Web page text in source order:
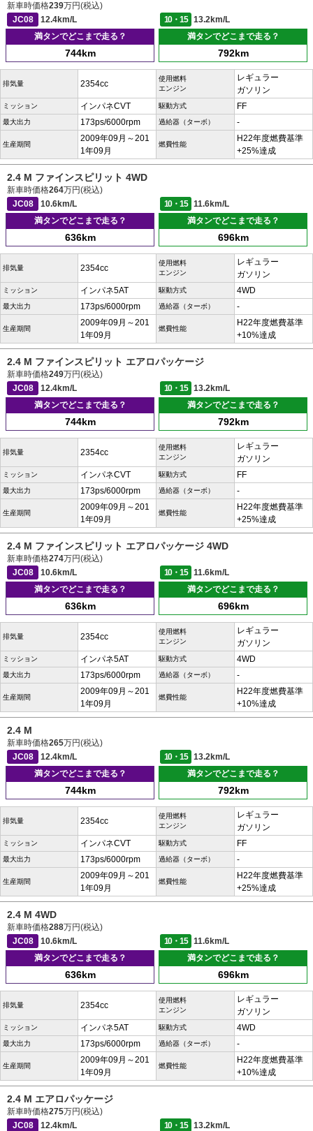
新車時価格239万円(税込)
JC08
12.4km/L 10・15
13.2km/L
満タンでどこまで走る？
744km
満タンでどこまで走る？
792km
排気量 2354cc
使用燃料
エンジン
レギュラー
ガソリン
ミッション インパネCVT 駆動方式 FF
最大出力 173ps/6000rpm 過給器（ターボ） -
生産期間
2009年09月～201
1年09月
燃費性能
H22年度燃費基準
+25%達成
2.4 M ファインスピリット 4WD
新車時価格264万円(税込)
JC08
10.6km/L 10・15
11.6km/L
満タンでどこまで走る？
636km
満タンでどこまで走る？
696km
排気量 2354cc
使用燃料
エンジン
レギュラー
ガソリン
ミッション インパネ5AT 駆動方式 4WD
最大出力 173ps/6000rpm 過給器（ターボ） -
生産期間
2009年09月～201
1年09月
燃費性能
H22年度燃費基準
+10%達成
2.4 M ファインスピリット エアロパッケージ
新車時価格249万円(税込)
JC08
12.4km/L 10・15
13.2km/L
満タンでどこまで走る？
744km
満タンでどこまで走る？
792km
排気量 2354cc
使用燃料
エンジン
レギュラー
ガソリン
ミッション インパネCVT 駆動方式 FF
最大出力 173ps/6000rpm 過給器（ターボ） -
生産期間
2009年09月～201
1年09月
燃費性能
H22年度燃費基準
+25%達成
2.4 M ファインスピリット エアロパッケージ 4WD
新車時価格274万円(税込)
JC08
10.6km/L 10・15
11.6km/L
満タンでどこまで走る？
636km
満タンでどこまで走る？
696km
排気量 2354cc
使用燃料
エンジン
レギュラー
ガソリン
ミッション インパネ5AT 駆動方式 4WD
最大出力 173ps/6000rpm 過給器（ターボ） -
生産期間
2009年09月～201
1年09月
燃費性能
H22年度燃費基準
+10%達成
2.4 M
新車時価格265万円(税込)
JC08
12.4km/L 10・15
13.2km/L
満タンでどこまで走る？
744km
満タンでどこまで走る？
792km
排気量 2354cc
使用燃料
エンジン
レギュラー
ガソリン
ミッション インパネCVT 駆動方式 FF
最大出力 173ps/6000rpm 過給器（ターボ） -
生産期間
2009年09月～201
1年09月
燃費性能
H22年度燃費基準
+25%達成
2.4 M 4WD
新車時価格288万円(税込)
JC08
10.6km/L 10・15
11.6km/L
満タンでどこまで走る？
636km
満タンでどこまで走る？
696km
排気量 2354cc
使用燃料
エンジン
レギュラー
ガソリン
ミッション インパネ5AT 駆動方式 4WD
最大出力 173ps/6000rpm 過給器（ターボ） -
生産期間
2009年09月～201
1年09月
燃費性能
H22年度燃費基準
+10%達成
2.4 M エアロパッケージ
新車時価格275万円(税込)
JC08
12.4km/L 10・15 13.2km/L